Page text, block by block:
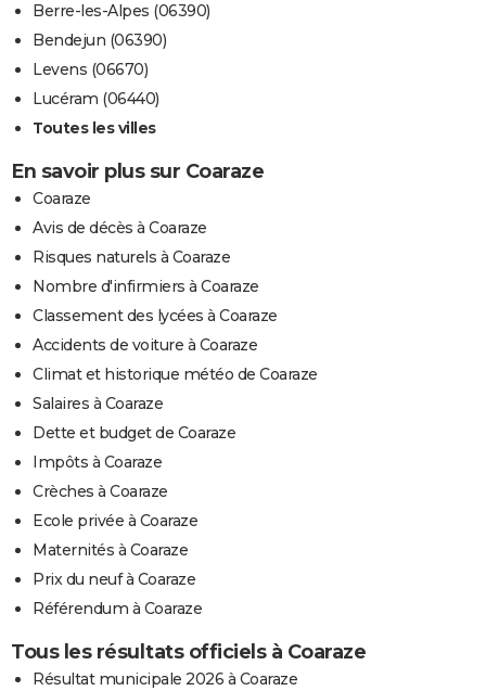
Berre-les-Alpes (06390)
Bendejun (06390)
Levens (06670)
Lucéram (06440)
Toutes les villes
En savoir plus sur Coaraze
Coaraze
Avis de décès à Coaraze
Risques naturels à Coaraze
Nombre d'infirmiers à Coaraze
Classement des lycées à Coaraze
Accidents de voiture à Coaraze
Climat et historique météo de Coaraze
Salaires à Coaraze
Dette et budget de Coaraze
Impôts à Coaraze
Crèches à Coaraze
Ecole privée à Coaraze
Maternités à Coaraze
Prix du neuf à Coaraze
Référendum à Coaraze
Tous les résultats officiels à Coaraze
Résultat municipale 2026 à Coaraze